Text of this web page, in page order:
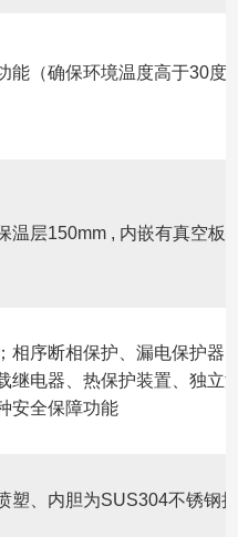
能（确保环境温度高于30度
温层150mm , 内嵌有真空板
相序断相保护、漏电保护器
继电器、热保护装置、独立
安全保障功能
塑、内胆为SUS304不锈钢